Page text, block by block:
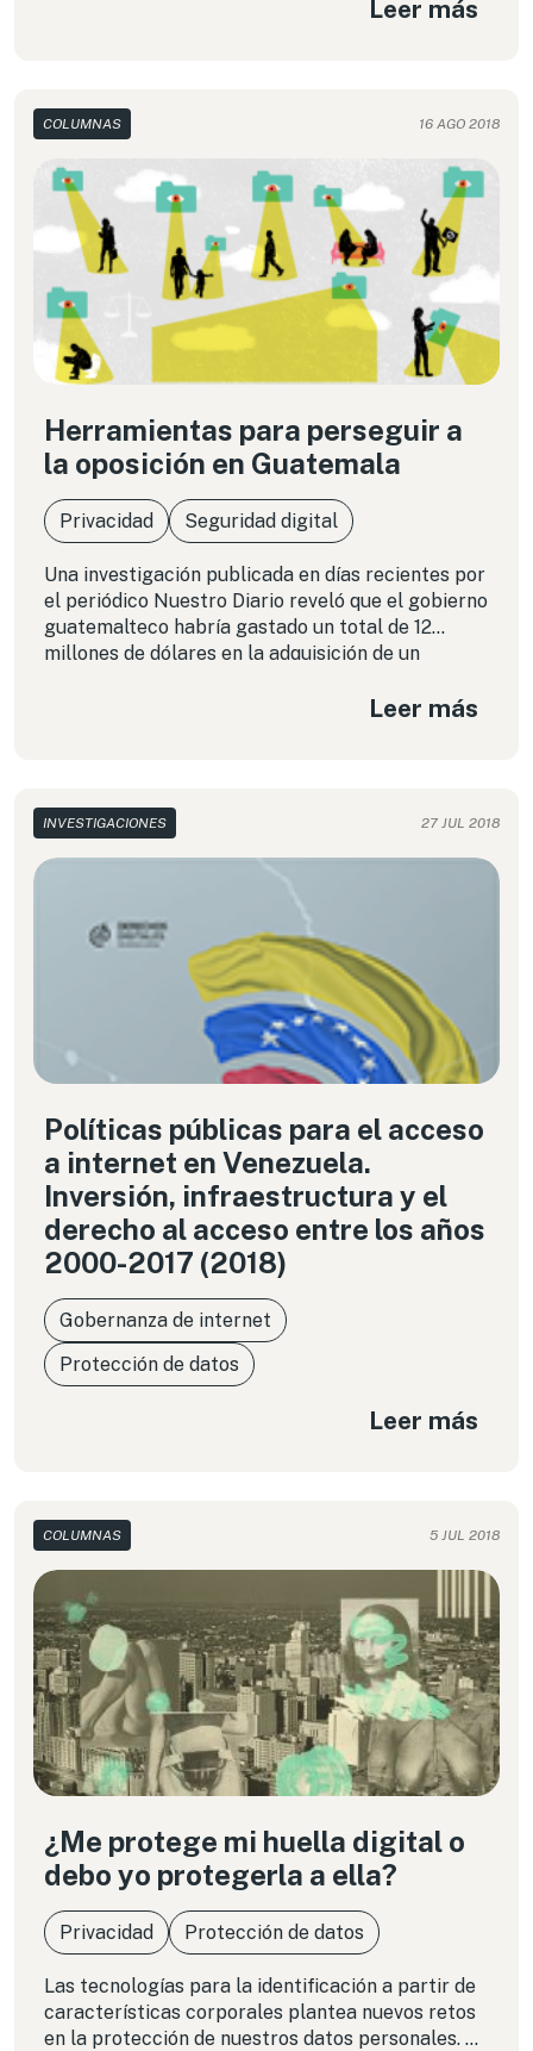
Leer más
COLUMNAS 16 AGO 2018
Herramientas para perseguir a
la oposición en Guatemala
Privacidad Seguridad digital
Una investigación publicada en días recientes por
el periódico Nuestro Diario reveló que el gobierno
guatemalteco habría gastado un total de 12
millones de dólares en la adquisición de un
de comunicaciones, comprado a partir del año
Leer más
INVESTIGACIONES 27 JUL 2018
Políticas públicas para el acceso
a internet en Venezuela.
Inversión, infraestructura y el
derecho al acceso entre los años
2000-2017 (2018)
Gobernanza de internet
Protección de datos
Leer más
COLUMNAS 5 JUL 2018
¿Me protege mi huella digital o
debo yo protegerla a ella?
Privacidad Protección de datos
Las tecnologías para la identificación a partir de
características corporales plantea nuevos retos
en la protección de nuestros datos personales. El